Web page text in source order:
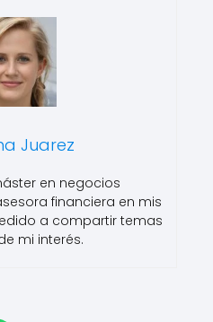
Juarez
en negocios
financiera en mis
a compartir temas
mi interés.